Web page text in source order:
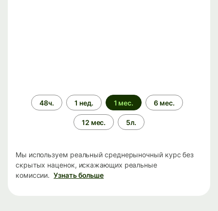
Период
времени
48ч. 1 нед. 1 мес. 6 мес.
12 мес. 5л.
Мы используем реальный среднерыночный курс без
скрытых наценок, искажающих реальные
комиссии. Узнать больше